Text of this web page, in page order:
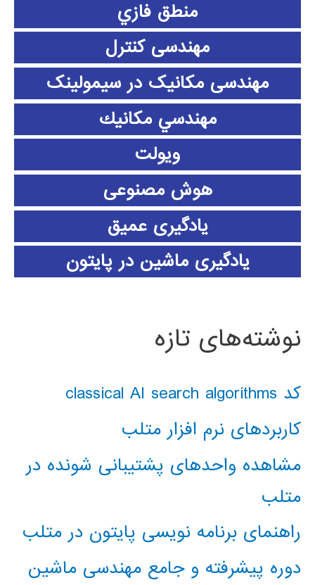
منطق فازي
مهندسی کنترل
مهندسی مکانیک در سیمولینک
مهندسي مكانيك
ویولت
هوش مصنوعی
یادگیری عمیق
یادگیری ماشین در پایتون
نوشته‌های تازه
کد classical AI search algorithms
کاربردهای نرم افزار متلب
مشاهده واحدهای پشتیبانی شونده در
متلب
راهنمای برنامه نویسی پایتون در متلب
دوره پیشرفته و جامع مهندسی ماشین